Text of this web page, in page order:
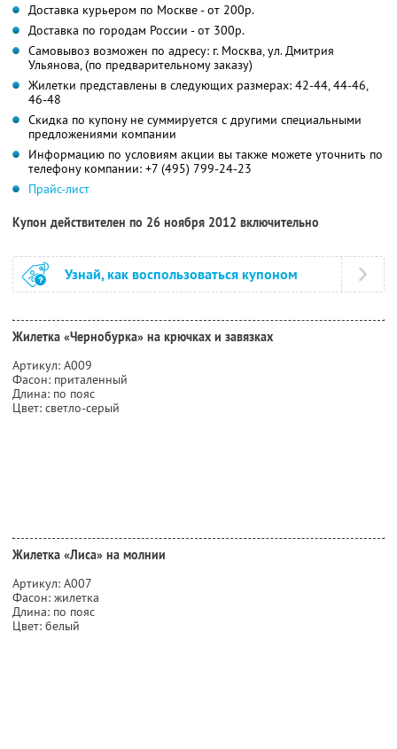
Доставка курьером по Москве - от 200р.
Доставка по городам России - от 300р.
Самовывоз возможен по адресу: г. Москва, ул. Дмитрия
Ульянова, (по предварительному заказу)
Жилетки представлены в следующих размерах: 42-44, 44-46,
46-48
Скидка по купону не суммируется с другими специальными
предложениями компании
Информацию по условиям акции вы также можете уточнить по
телефону компании: +7 (495) 799-24-23
Прайс-лист
Купон действителен по 26 ноября 2012 включительно
Узнай, как воспользоваться купоном
Жилетка «Чернобурка» на крючках и завязках
Артикул: А009
Фасон: приталенный
Длина: по пояс
Цвет: светло-серый
Жилетка «Лиса» на молнии
Артикул: А007
Фасон: жилетка
Длина: по пояс
Цвет: белый